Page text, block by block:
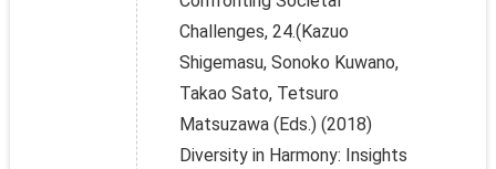
Challenges, 24.(Kazuo
Shigemasu, Sonoko Kuwano,
Takao Sato, Tetsuro
Matsuzawa (Eds.) (2018)
Diversity in Harmony: Insights